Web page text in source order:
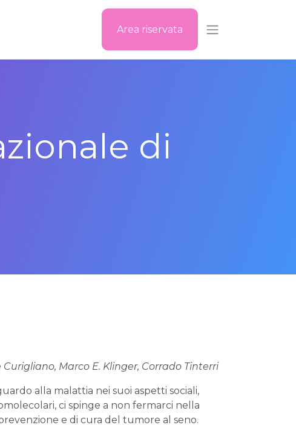
Area riservata
di
Marco E. Klinger, Corrado Tinterri
alla malattia nei suoi aspetti sociali,
ci spinge a non fermarci nella
e di cura del tumore al seno.